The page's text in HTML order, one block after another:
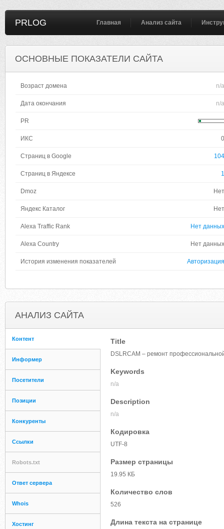
PRLOG Главная Анализ сайта
ОСНОВНЫЕ ПОКАЗАТЕЛИ САЙТА
Возраст домена n/a
Дата окончания n/a
PR
ИКС 0
Страниц в Google 104
Страниц в Яндексе 1
Dmoz Нет
Яндекс Каталог Нет
Alexa Traffic Rank Нет данных
Alexa Country Нет данных
История изменения показателей Авторизация
АНАЛИЗ САЙТА
Контент
Информер
Посетители
Позиции
Конкуренты
Ссылки
Robots.txt
Ответ сервера
Whois
Хостинг
Title
DSLRCAM – ремонт
Keywords
n/a
Description
n/a
Кодировка
UTF-8
Размер страницы
19.95 КБ
Количество слов
526
Длина текста на странице